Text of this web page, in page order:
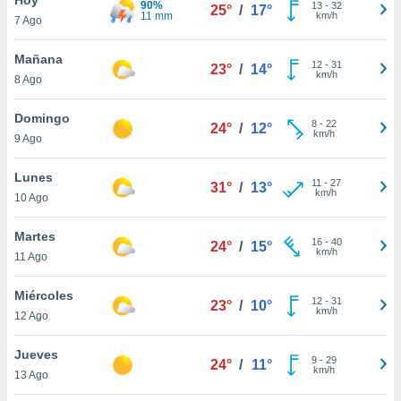
y
en
más
de
7 Ago
90%
11 mm
25° / 17° 13- 32
km/h
Mañana
8 Ago
23° / 14° 12- 31
km/h
Domingo
9 Ago
24° / 12° 8- 22
km/h
Lunes
10 Ago
31° / 13° 11 - 27
km/h
Martes
11 Ago
24° / 15° 16- 40
km/h
Miércoles
12 Ago
23° / 10° 12- 31
km/h
Jueves
13 Ago
24° / 11° 9- 29
km/h